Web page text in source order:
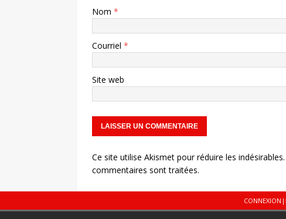
Nom *
Courriel *
Site web
Ce site utilise Akismet pour réduire les indésirables.
commentaires sont traitées.